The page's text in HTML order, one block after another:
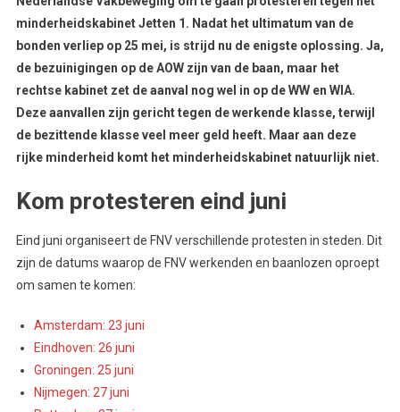
minderheidskabinet Jetten 1. Nadat het ultimatum van de
bonden verliep op 25 mei, is strijd nu de enigste oplossing. Ja,
de bezuinigingen op de AOW zijn van de baan, maar het
rechtse kabinet zet de aanval nog wel in op de WW en WIA.
Deze aanvallen zijn gericht tegen de werkende klasse, terwijl
de bezittende klasse veel meer geld heeft. Maar aan deze
rijke minderheid komt het minderheidskabinet natuurlijk niet.
Kom protesteren eind juni
Eind juni organiseert de FNV verschillende protesten in steden. Dit
zijn de datums waarop de FNV werkenden en baanlozen oproept
om samen te komen:
Amsterdam: 23 juni
Eindhoven: 26 juni
Groningen: 25 juni
Nijmegen: 27 juni